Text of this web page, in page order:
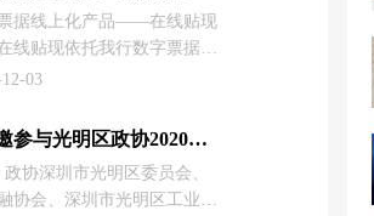
据线上化产品——在线贴现
线贴现依托我行数字票据系
中台（PANGU）的强大中
体验，是农业银行数字化转
。
03
商票圈科技受邀参与光明区政协2020年第二期“委员讲堂”之供应链金融主题讲座
协深圳市光明区委员会、
协会、深圳市光明区工业和